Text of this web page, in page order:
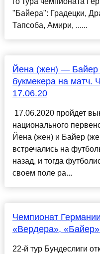
"Байера": Градецки,
Тапсоба, Амири, ......
Йена (жен) — Байер
букмекера на матч.
17.06.20
17.06.2020 пройдет
национального
Йена (жен) и Байер
встречались на
назад, и тогда
своем поле ра...
Чемпионат
«Вердера», «Байер»
22-й тур Бундеслиги